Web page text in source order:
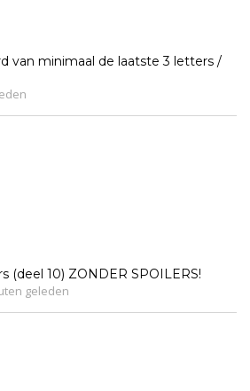
van minimaal de laatste 3 letters /
(deel 10) ZONDER SPOILERS!
geleden